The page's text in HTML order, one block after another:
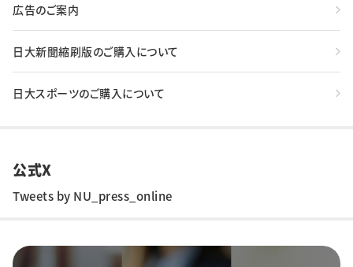
広告のご案内
日大新聞縮刷版のご購入について
日大スポーツのご購入について
公式X
Tweets by NU_press_online